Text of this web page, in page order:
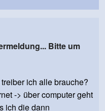
Bitte um
ich alle brauche?
-> über computer geht
ich die dann